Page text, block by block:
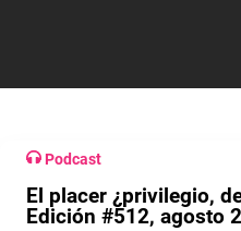
Podcast
El placer ¿privilegio,
Edición #512, agosto